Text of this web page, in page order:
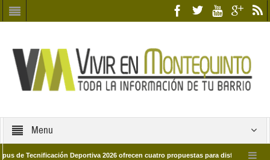
Menu
Tecnificación Deportiva 2026 ofrecen cuatro propuestas para disfrutar del deporte